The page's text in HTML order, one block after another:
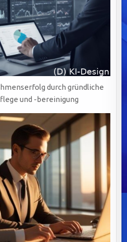
durch gründliche
und -bereinigung